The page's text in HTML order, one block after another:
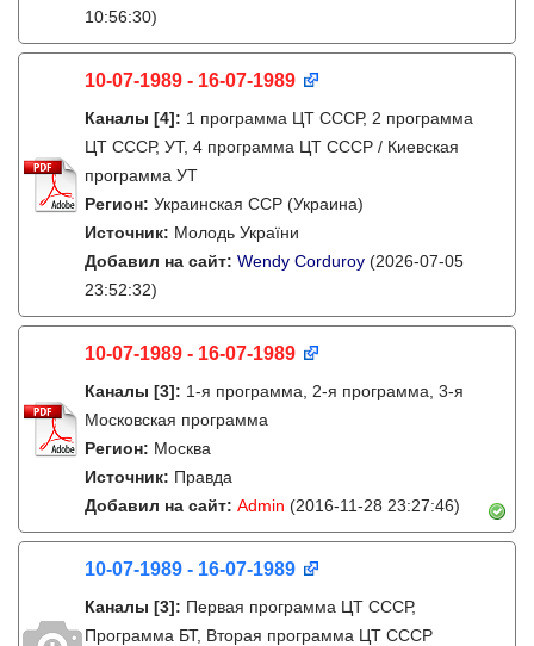
10:56:30)
10-07-1989 - 16-07-1989
Каналы [4]: 1 программа ЦТ СССР, 2 программа
ЦТ СССР, УТ, 4 программа ЦТ СССР / Киевская
программа УТ
Регион: Украинская ССР (Украина)
Источник: Молодь України
Добавил на сайт: Wendy Corduroy (2026-07-05
23:52:32)
10-07-1989 - 16-07-1989
Каналы [3]: 1-я программа, 2-я программа, 3-я
Московская программа
Регион: Москва
Источник: Правда
Добавил на сайт: Admin (2016-11-28 23:27:46)
10-07-1989 - 16-07-1989
Каналы [3]: Первая программа ЦТ СССР,
Программа БТ, Вторая программа ЦТ СССР